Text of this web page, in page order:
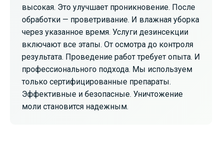
высокая. Это улучшает проникновение. После
обработки — проветривание. И влажная уборка
через указанное время. Услуги дезинсекции
включают все этапы. От осмотра до контроля
результата. Проведение работ требует опыта. И
профессионального подхода. Мы используем
только сертифицированные препараты.
Эффективные и безопасные. Уничтожение
моли становится надежным.